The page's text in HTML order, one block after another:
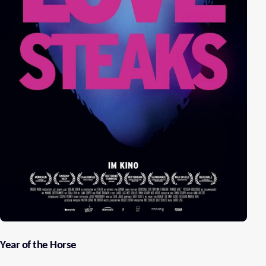
Year of the Horse